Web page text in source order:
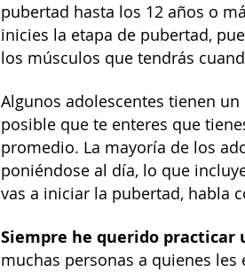
pubertad hasta los 12 años o
inicies la etapa de pubertad,
los músculos que tendrás
Algunos adolescentes tienen
posible que te enteres que
promedio. La mayoría de los
poniéndose al día, lo que
vas a iniciar la pubertad, habla
Siempre he querido practicar
muchas personas a quienes